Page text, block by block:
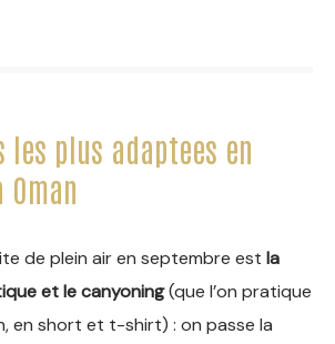
les plus adaptees en
Oman
de plein air en septembre est la
et le canyoning(que l’on pratique
en short et t-shirt) : on passe la